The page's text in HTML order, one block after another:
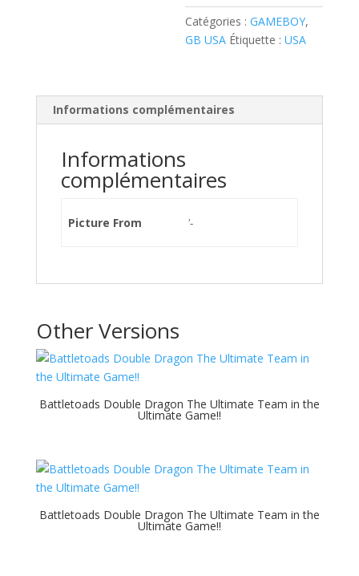
Catégories :GAMEBOY,
GB USA Étiquette :USA
Informations complémentaires
Informations
complémentaires
Picture From '-
Other Versions
Battletoads Double Dragon The Ultimate Team in the
Ultimate Game!!
Battletoads Double Dragon The Ultimate Team in the
Ultimate Game!!